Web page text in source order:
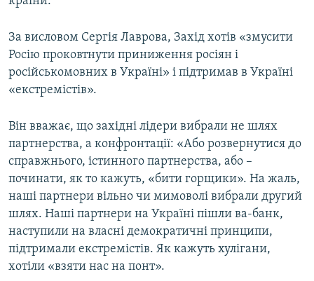
За висловом Сергія Лаврова, Захід хотів «змусити
Росію проковтнути приниження росіян і
російськомовних в Україні» і підтримав в Україні
«екстремістів».
Він вважає, що західні лідери вибрали не шлях
партнерства, а конфронтації: «Або розвернутися до
справжнього, істинного партнерства, або –
починати, як то кажуть, «бити горщики». На жаль,
наші партнери вільно чи мимоволі вибрали другий
шлях. Наші партнери на Україні пішли ва-банк,
наступили на власні демократичні принципи,
підтримали екстремістів. Як кажуть хулігани,
хотіли «взяти нас на понт».